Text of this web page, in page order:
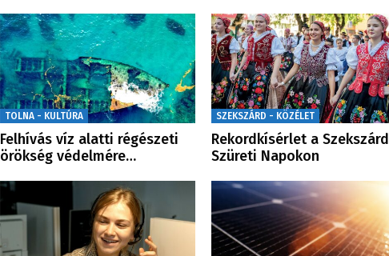
TOLNA - KULTÚRA
Felhívás víz alatti régészeti
örökség védelmére…
SZEKSZÁRD - KÖZÉLET
Rekordkísérlet a
Szüreti Napokon